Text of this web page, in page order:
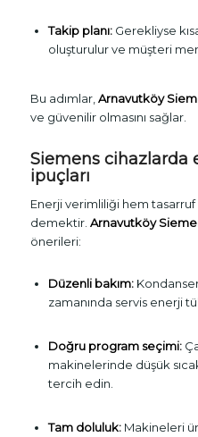
Takip planı:Gerekliyse
oluşturulur ve müşteri
Bu adımlar,Arnavutköy
ve güvenilir olmasını sağlar.
Siemens cihazlarda
ipuçları
Enerji verimliliği hem
demektir. Arnavutköy
önerileri:
Düzenli bakım:
zamanında servis enerji
Doğru program seçimi:
makinelerinde düşük
tercih edin.
Tam doluluk:Makineleri